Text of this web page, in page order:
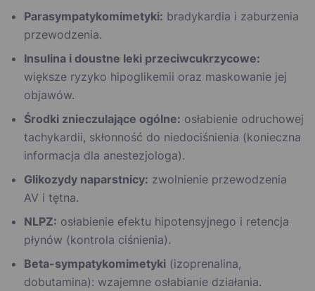
Parasympatykomimetyki: bradykardia i zaburzenia
przewodzenia.
Insulina i doustne leki przeciwcukrzycowe:
większe ryzyko hipoglikemii oraz maskowanie jej
objawów.
Środki znieczulające ogólne: osłabienie odruchowej
tachykardii, skłonność do niedociśnienia (konieczna
informacja dla anestezjologa).
Glikozydy naparstnicy: zwolnienie przewodzenia
AV i tętna.
NLPZ: osłabienie efektu hipotensyjnego i retencja
płynów (kontrola ciśnienia).
Beta-sympatykomimetyki (izoprenalina,
dobutamina): wzajemne osłabianie działania.